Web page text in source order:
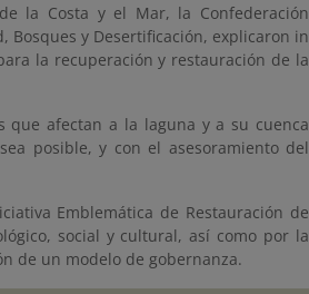
la Costa y el Mar, la Confederación
Bosques y Desertificación, explicaron in
la recuperación y restauración de la
que afectan a la laguna y a su cuenca
posible, y con el asesoramiento del
Emblemática de Restauración de
social y cultural, así como por la
de un modelo de gobernanza.